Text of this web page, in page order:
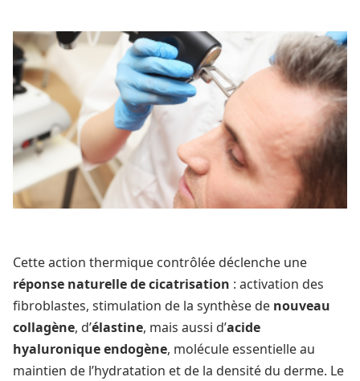
Cette action thermique contrôlée déclenche une
réponse naturelle de cicatrisation : activation des
fibroblastes, stimulation de la synthèse de nouveau
collagène, d’élastine, mais aussi d’acide
hyaluroniqueendogène, molécule essentielle au
maintien de l’hydratation et de la densité du derme. Le